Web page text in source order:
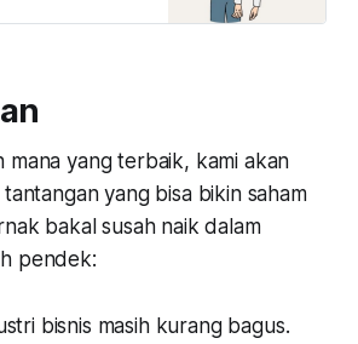
sini
mana yang terbaik, kami akan
yang bisa bikin saham
bakal susah naik dalam
pendek:
bisnis masih kurang bagus.